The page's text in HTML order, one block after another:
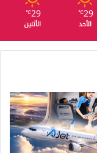
29
℃
الأحد
29
℃
الأثنين